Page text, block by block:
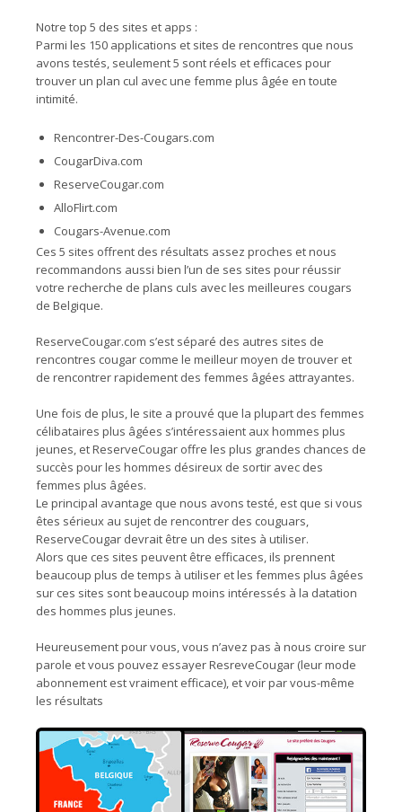
Notre top 5 des sites et apps :
Parmi les 150 applications et sites de rencontres que nous
avons testés, seulement 5 sont réels et efficaces pour
trouver un plan cul avec une femme plus âgée en toute
intimité.
Rencontrer-Des-Cougars.com
CougarDiva.com
ReserveCougar.com
AlloFlirt.com
Cougars-Avenue.com
Ces 5 sites offrent des résultats assez proches et nous
recommandons aussi bien l’un de ses sites pour réussir
votre recherche de plans culs avec les meilleures cougars
de Belgique.
ReserveCougar.com s’est séparé des autres sites de
rencontres cougar comme le meilleur moyen de trouver et
de rencontrer rapidement des femmes âgées attrayantes.
Une fois de plus, le site a prouvé que la plupart des femmes
célibataires plus âgées s’intéressaient aux hommes plus
jeunes, et ReserveCougar offre les plus grandes chances de
succès pour les hommes désireux de sortir avec des
femmes plus âgées.
Le principal avantage que nous avons testé, est que si vous
êtes sérieux au sujet de rencontrer des couguars,
ReserveCougar devrait être un des sites à utiliser.
Alors que ces sites peuvent être efficaces, ils prennent
beaucoup plus de temps à utiliser et les femmes plus âgées
sur ces sites sont beaucoup moins intéressés à la datation
des hommes plus jeunes.
Heureusement pour vous, vous n’avez pas à nous croire sur
parole et vous pouvez essayer ResreveCougar (leur mode
abonnement est vraiment efficace), et voir par vous-même
les résultats